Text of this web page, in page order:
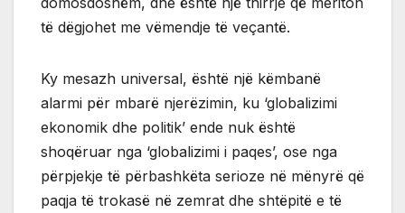
të dëgjohet me vëmendje të veçantë.
Ky mesazh universal, është një këmbanë
alarmi për mbarë njerëzimin, ku ‘globalizimi
ekonomik dhe politik’ ende nuk është
shoqëruar nga ‘globalizimi i paqes’, ose nga
përpjekje të përbashkëta serioze në mënyrë që
paqja të trokasë në zemrat dhe shtëpitë e të